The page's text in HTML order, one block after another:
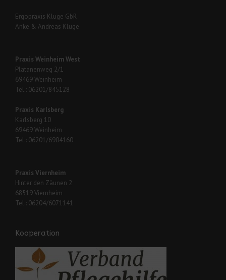
Ergopraxis Kluge GbR
Anke & Andreas Kluge
Praxis Weinheim West
Platanenweg 2/1
69469 Weinheim
Tel.: 06201/845128
Praxis Karlsberg
Karlsberg 10
69469 Weinheim
Tel.: 06201/6904160
Praxis Viernheim
Hinter den Zäunen 2
68519 Viernheim
Tel.: 06204/6071141
Kooperation